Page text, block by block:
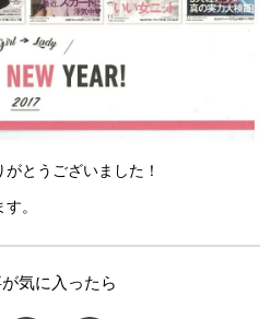
とうございました！
。
気に入ったら